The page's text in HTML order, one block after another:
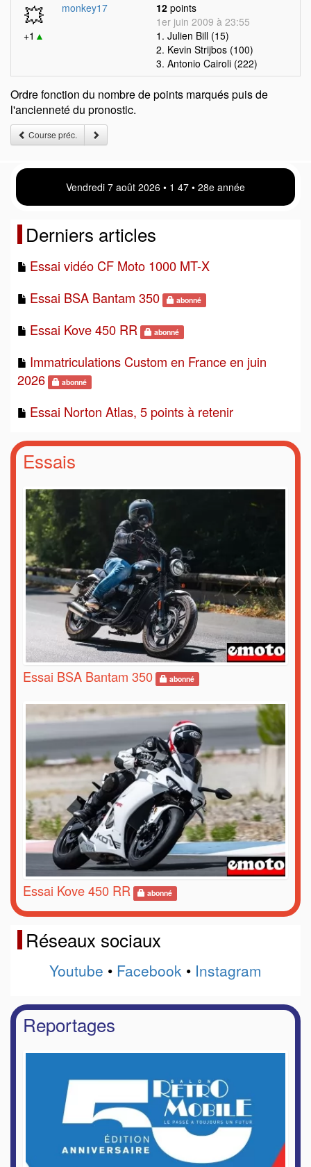
💥
+1 ▲
monkey17 12 points
1er juin 2009 à 23:55
1. Julien Bill (15)
2. Kevin Strijbos (100)
3. Antonio Cairoli (222)
Ordre fonction du nombre de points marqués puis de
l'ancienneté du pronostic.
Course préc.
Vendredi 7 août 2026 • 1 47 • 28e année
Derniers articles
Essai vidéo CF Moto 1000 MT-X
Essai BSA Bantam 350
abonné
Essai Kove 450 RR abonné
Immatriculations Custom en France en juin
2026
abonné
Essai Norton Atlas, 5 points à retenir
Essais
Essai BSA Bantam 350 abonné
Essai Kove 450 RR abonné
Réseaux sociaux
Youtube • Facebook • Instagram
Reportages